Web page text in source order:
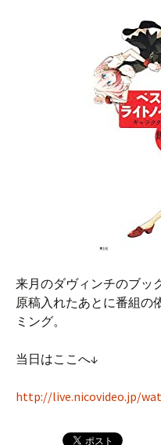
来月のダヴィンチのブッ
原稿入れたあとに番組の
ミング。
当日はここへ↓
http://live.nicovideo.jp/